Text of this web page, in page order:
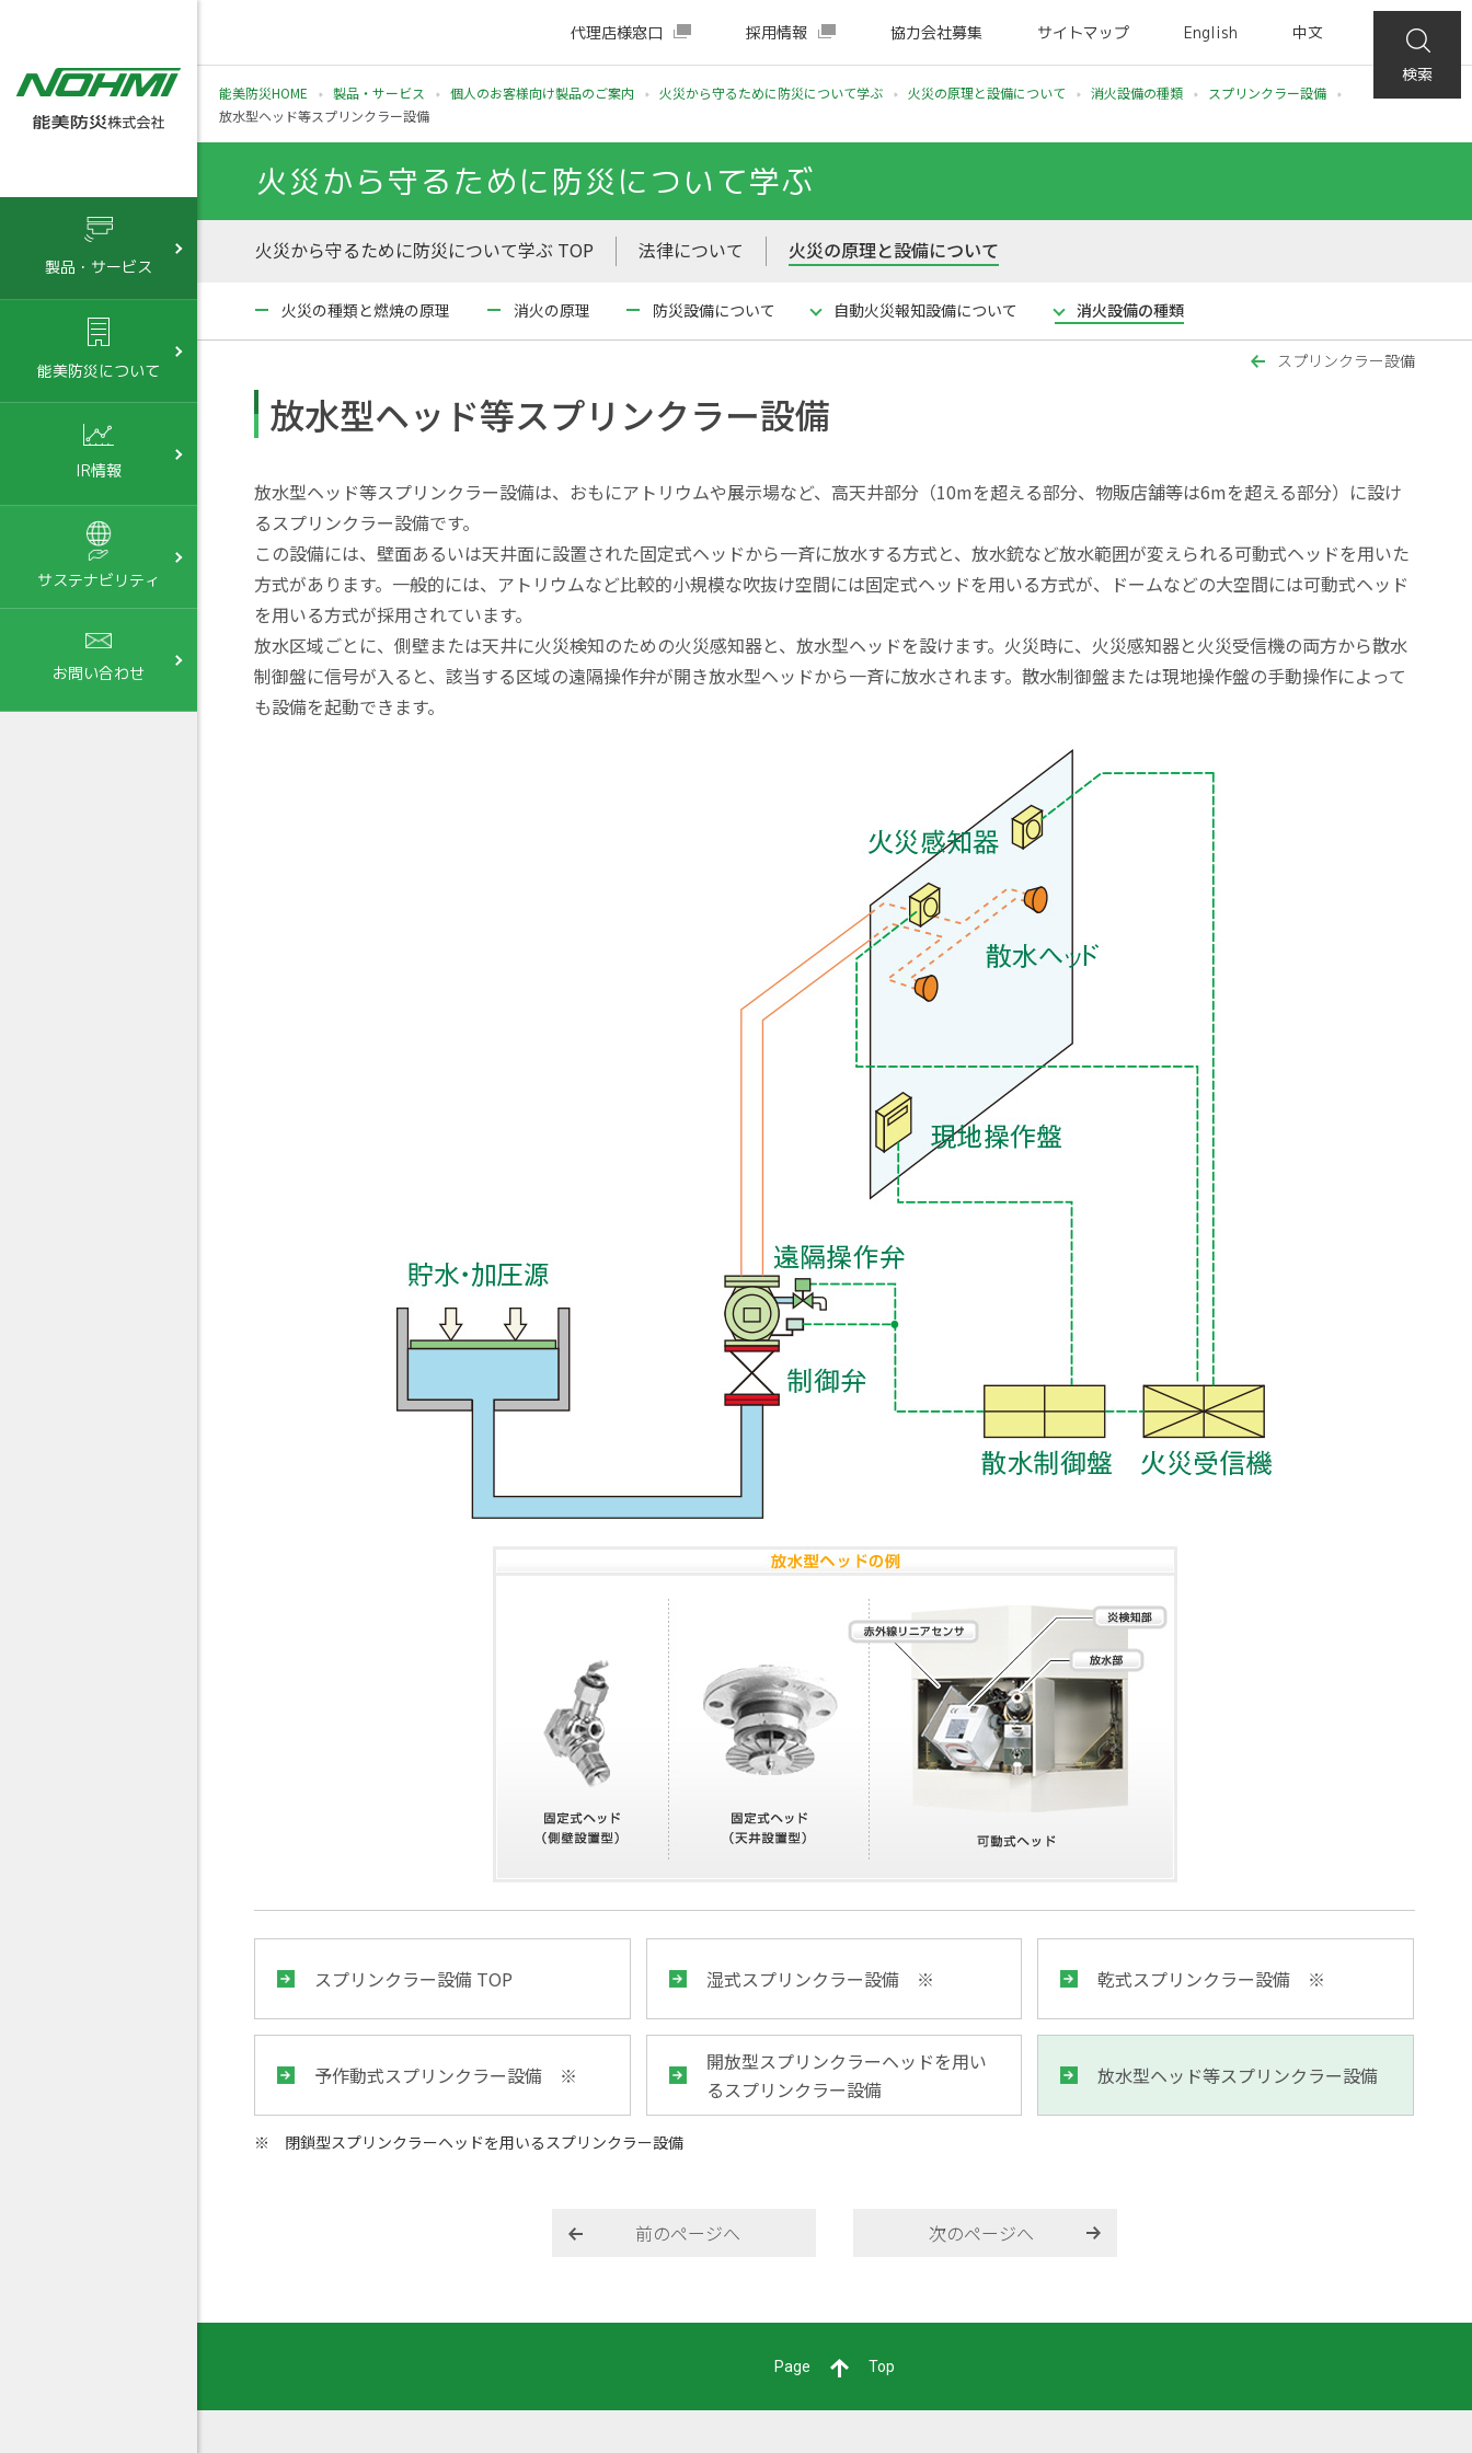
代理店様窓口 採用情報 協力会社募集 サイトマップ English
中文
検索
製品・サービス
能美防災について
IR情報
サステナビリティ
お問い合わせ
能美防災HOME 製品・サービス 個人のお客様向け製品のご案内 火災から守るために防災について学ぶ 火災の原理と設備について 消火設備の種類
スプリンクラー設備
放水型ヘッド等スプリンクラー設備
火災から守るために防災について学ぶ
火災から守るために防災について学ぶ TOP 法律について 火災の原理と設備について
火災の種類と燃焼の原理 消火の原理 防災設備について 自動火災報知設備について 消火設備の種類
スプリンクラー設備
放水型ヘッド等スプリンクラー設備
放水型ヘッド等スプリンクラー設備は、おもにアトリウムや展示場など、高天井部分（10mを超える部分、物販店舗等は6mを超える部分）に設け
るスプリンクラー設備です。
この設備には、壁面あるいは天井面に設置された固定式ヘッドから一斉に放水する方式と、放水銃など放水範囲が変えられる可動式ヘッドを用いた
方式があります。一般的には、アトリウムなど比較的小規模な吹抜け空間には固定式ヘッドを用いる方式が、ドームなどの大空間には可動式ヘッド
を用いる方式が採用されています。
放水区域ごとに、側壁または天井に火災検知のための火災感知器と、放水型ヘッドを設けます。火災時に、火災感知器と火災受信機の両方から散水
制御盤に信号が入ると、該当する区域の遠隔操作弁が開き放水型ヘッドから一斉に放水されます。散水制御盤または現地操作盤の手動操作によって
も設備を起動できます。
スプリンクラー設備 TOP 湿式スプリンクラー設備 ※ 乾式スプリンクラー設備 ※
予作動式スプリンクラー設備 ※
開放型スプリンクラーヘッドを用い
るスプリンクラー設備
放水型ヘッド等スプリンクラー設備
閉鎖型スプリンクラーヘッドを用いるスプリンクラー設備
前のページへ 次のページへ
Page Top